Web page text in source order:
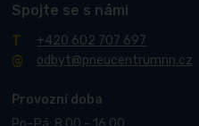
Spojte se s námi
+420 602 707 697
odbyt@pneucentrumnn.cz
Provozní doba